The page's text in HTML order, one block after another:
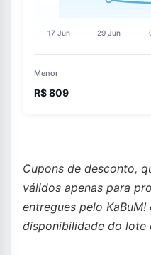
Menor
R$ 809
Cupons de desconto,
válidos apenas para
entregues pelo
disponibilidade do lote